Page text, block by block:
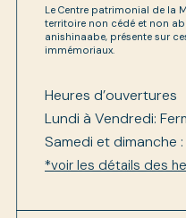
Le Centre patrimonial de la
territoire non cédé et non
anishinaabe, présente sur
immémoriaux.
Heures d’ouvertures
Lundi à Vendredi:
Samedi et dimanche :
*voir les détails des